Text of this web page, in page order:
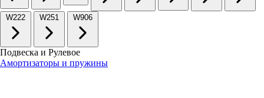
Подвеска и Рулевое
Амортизаторы и пружины